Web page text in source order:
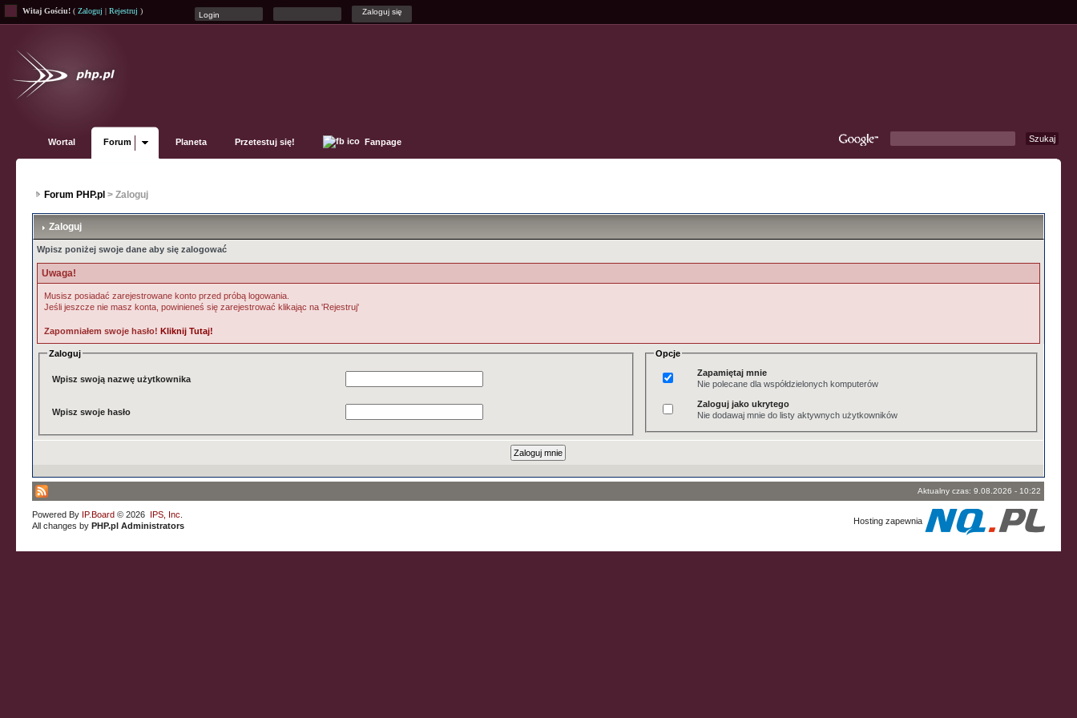
Witaj Gościu! ( Zaloguj | Rejestruj )
Wortal Forum Planeta Przetestuj się! Fanpage
Forum PHP.pl > Zaloguj
Zaloguj
Wpisz poniżej swoje dane aby się zalogować
Uwaga!
Musisz posiadać zarejestrowane konto przed próbą logowania.
Jeśli jeszcze nie masz konta, powinieneś się zarejestrować klikając na 'Rejestruj'
Zapomniałem swoje hasło!Kliknij Tutaj!
Zaloguj
Wpisz swoją nazwę użytkownika
Wpisz swoje hasło
Opcje
Zapamiętaj mnie
Nie polecane dla współdzielonych komputerów
Zaloguj jako ukrytego
Nie dodawaj mnie do listy aktywnych użytkowników
Aktualny czas: 9.08.2026 - 10:22
Powered By IP.Board © 2026 IPS, Inc
All changes byPHP.pl Administrators Hosting zapewnia